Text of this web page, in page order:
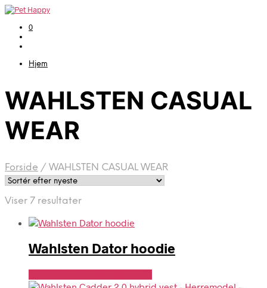
0
Hjem
WAHLSTEN CASUAL
WEAR
Forside / WAHLSTEN CASUAL WEAR
Viser 7 resultaterSorteret
seneste
Wahlsten Dator hoodie